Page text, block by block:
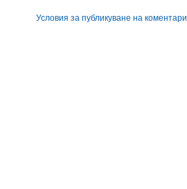
Условия за публикуване на коментари